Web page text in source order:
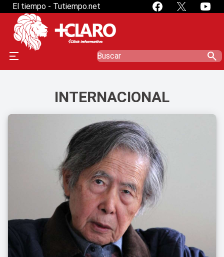
El tiempo - Tutiempo.net
search
INTERNACIONAL